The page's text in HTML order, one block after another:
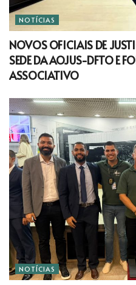
NOTÍCIAS
NOVOS OFICIAIS DE
SEDE DA AOJUS-DFTO E
ASSOCIATIVO
NOTÍCIAS